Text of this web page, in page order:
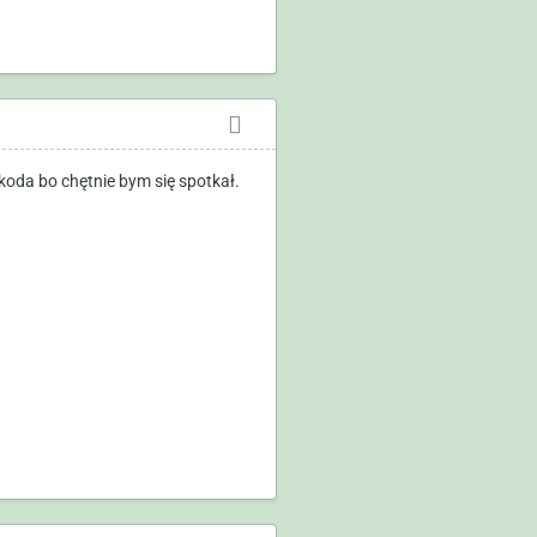
bo chętnie bym się spotkał.